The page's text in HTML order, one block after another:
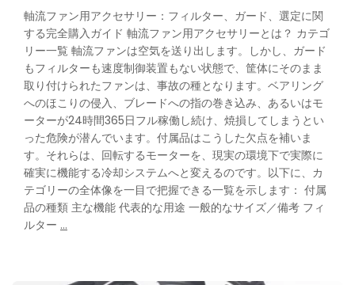
軸流ファン用アクセサリー：フィルター、ガード、選定に関
する完全購入ガイド 軸流ファン用アクセサリーとは？ カテゴ
リー一覧 軸流ファンは空気を送り出します。しかし、ガード
もフィルターも速度制御装置もない状態で、筐体にそのまま
取り付けられたファンは、事故の種となります。ベアリング
へのほこりの侵入、ブレードへの指の巻き込み、あるいはモ
ーターが24時間365日フル稼働し続け、焼損してしまうとい
った危険が潜んでいます。付属品はこうした欠点を補いま
す。それらは、回転するモーターを、現実の環境下で実際に
確実に機能する冷却システムへと変えるのです。以下に、カ
テゴリーの全体像を一目で把握できる一覧を示します： 付属
品の種類 主な機能 代表的な用途 一般的なサイズ／備考 フィ
ルター …